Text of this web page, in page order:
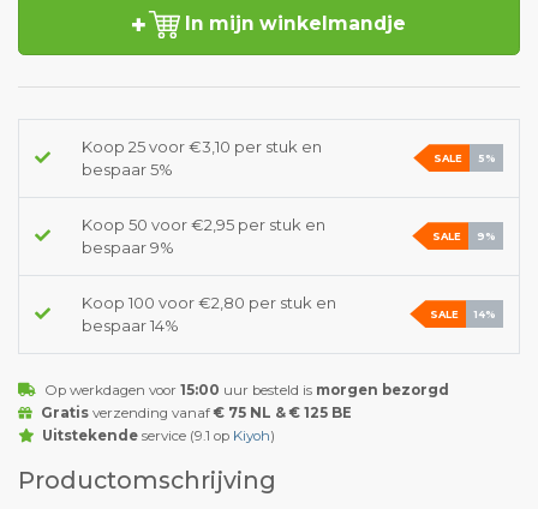
In mijn winkelmandje
Koop 25 voor €3,10 per stuk en
bespaar 5%
SALE 5%
Koop 50 voor €2,95 per stuk en
bespaar 9%
SALE 9%
Koop 100 voor €2,80 per stuk en
bespaar 14%
SALE 14%
Op werkdagen voor 15:00 uur besteld is morgen bezorgd
Gratisverzending vanaf € 75 NL & € 125 BE
Uitstekendeservice (9.1 op Kiyoh)
Productomschrijving